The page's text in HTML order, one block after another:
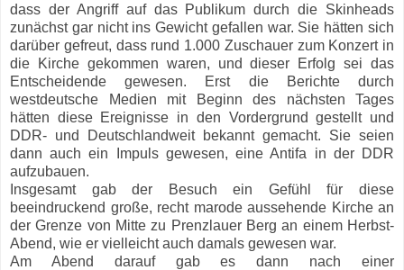
dass der Angriff auf das Publikum durch die Skinheads
zunächst gar nicht ins Gewicht gefallen war. Sie hätten sich
darüber gefreut, dass rund 1.000 Zuschauer zum Konzert in
die Kirche gekommen waren, und dieser Erfolg sei das
Entscheidende gewesen. Erst die Berichte durch
westdeutsche Medien mit Beginn des nächsten Tages
hätten diese Ereignisse in den Vordergrund gestellt und
DDR- und Deutschlandweit bekannt gemacht. Sie seien
dann auch ein Impuls gewesen, eine Antifa in der DDR
aufzubauen.
Insgesamt gab der Besuch ein Gefühl für diese
beeindruckend große, recht marode aussehende Kirche an
der Grenze von Mitte zu Prenzlauer Berg an einem Herbst-
Abend, wie er vielleicht auch damals gewesen war.
Am Abend darauf gab es dann nach einer